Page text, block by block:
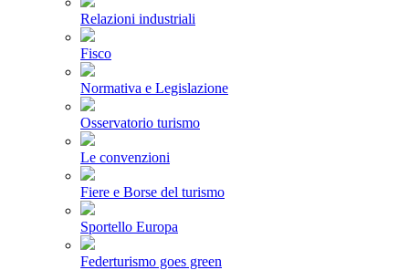
Relazioni industriali
Fisco
Normativa e Legislazione
Osservatorio turismo
Le convenzioni
Fiere e Borse del turismo
Sportello Europa
Federturismo goes green